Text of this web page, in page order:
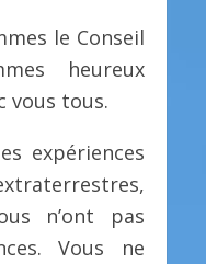
le Conseil
heureux
vous tous.
expériences
n’ont pas
Vous ne